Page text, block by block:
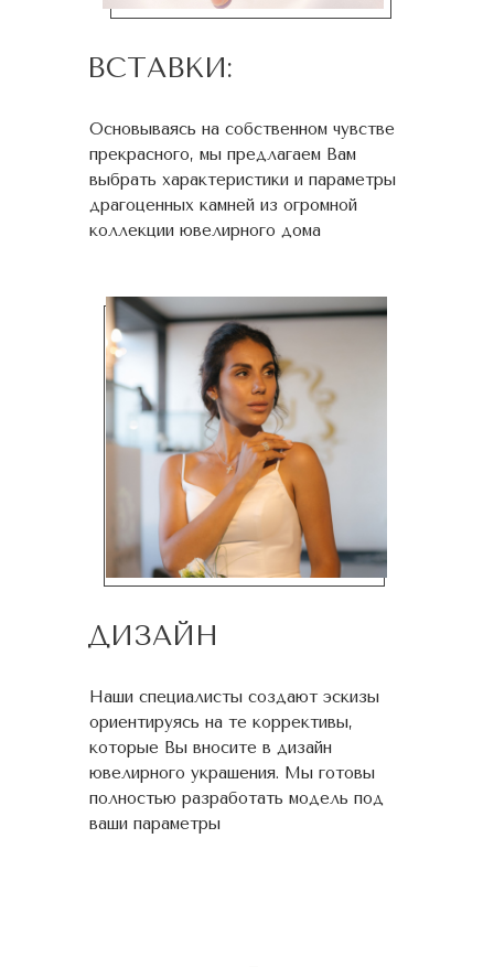
ВСТАВКИ:
Основываясь на собственном чувстве
прекрасного, мы предлагаем Вам
выбрать характеристики и параметры
драгоценных камней из огромной
коллекции ювелирного дома
ДИЗАЙН
Наши специалисты создают эскизы
ориентируясь на те коррективы,
которые Вы вносите в дизайн
ювелирного украшения. Мы готовы
полностью разработать модель под
ваши параметры